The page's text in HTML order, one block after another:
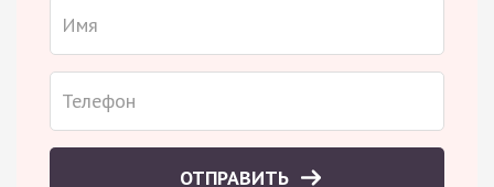
ОТПРАВИТЬ